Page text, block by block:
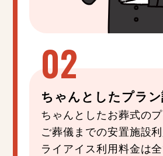
ちゃんと したプラ
ちゃんとしたお葬式のプ
ご葬儀までの安置施設
ライアイス利用料金は